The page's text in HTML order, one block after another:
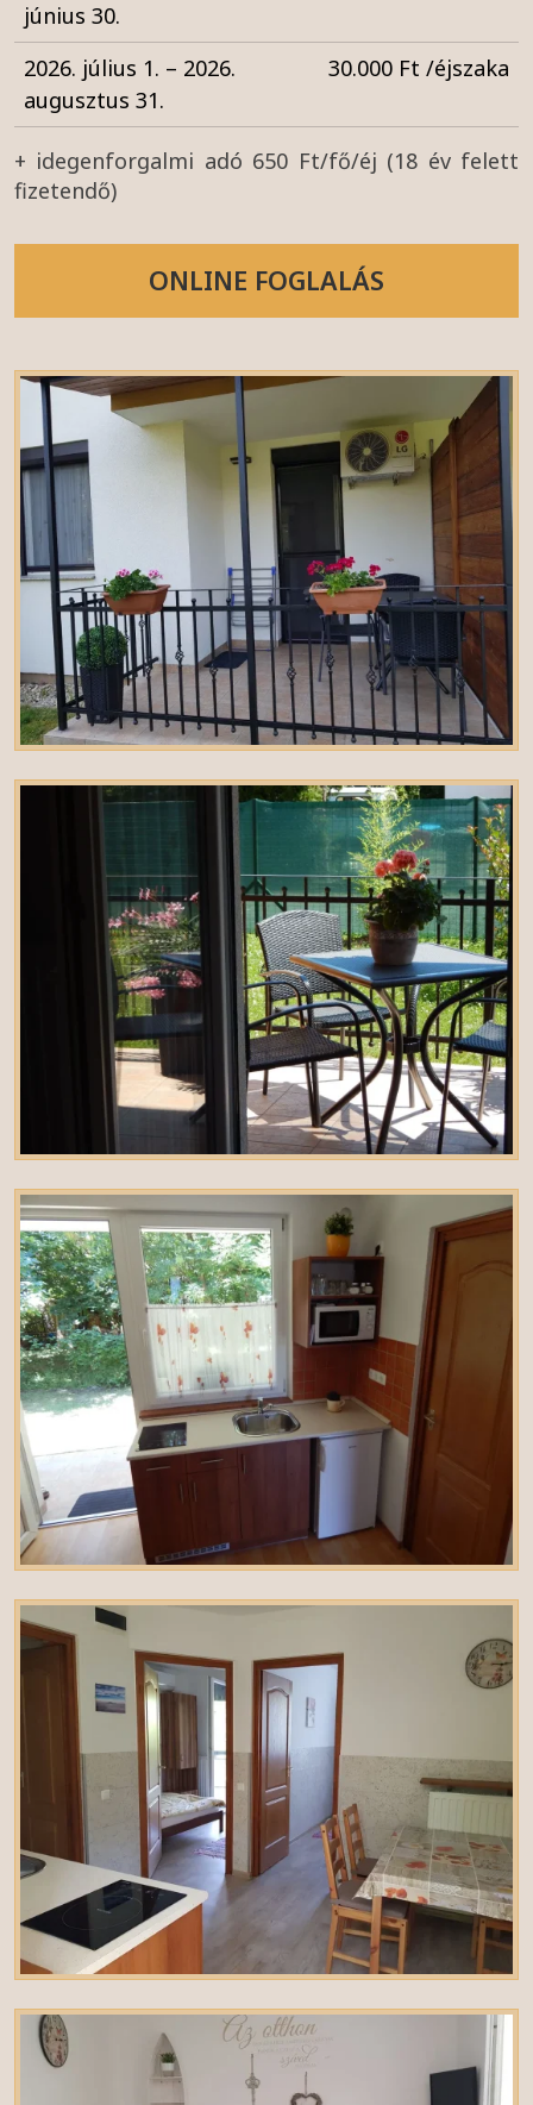
június 30.
2026. július 1. – 2026.
augusztus 31.
30.000 Ft /éjszaka
+ idegenforgalmi adó 650 Ft/fő/éj (18 év felett
fizetendő)
ONLINE FOGLALÁS